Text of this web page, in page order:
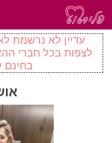
עדיין לא נרשמת
לצפות בכל חברי
בחינם